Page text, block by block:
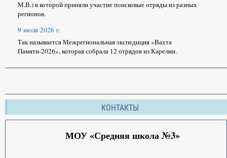
М.В.) в которой приняли участие поисковые отряды из разных
регионов.
9 июля 2026 г.
Так называется Межрегиональная экспедиция «Вахта
Памяти-2026», которая собрала 12 отрядов из Карелии.
КОНТАКТЫ
МОУ «Средняя школа №3»